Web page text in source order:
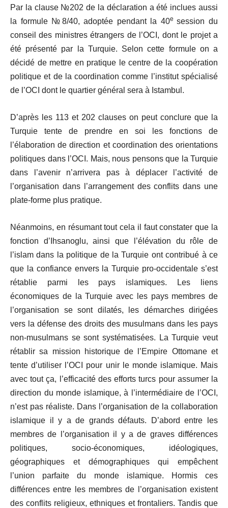
Par la clause №202 de la déclaration a été inclues aussi
la formule №8/40, adoptée pendant la 40esession du
conseil des ministres étrangers de l’OCI, dont le projet a
été présenté par la Turquie. Selon cette formule on a
décidé de mettre en pratique le centre de la coopération
politique et de la coordination comme l’institut spécialisé
de l’OCI dont le quartier général sera à Istambul.
D’après les 113 et 202 clauses on peut conclure que la
Turquie tente de prendre en soi les fonctions de
l’élaboration de direction et coordination des orientations
politiques dans l’OCI. Mais, nous pensons que la Turquie
dans l’avenir n’arrivera pas à déplacer l’activité de
l’organisation dans l’arrangement des conflits dans une
plate-forme plus pratique.
Néanmoins, en résumant tout cela il faut constater que la
fonction d’Ihsanoglu, ainsi que l’élévation du rôle de
l’islam dans la politique de la Turquie ont contribué à ce
que la confiance envers la Turquie pro-occidentale s’est
rétablie parmi les pays islamiques. Les liens
économiques de la Turquie avec les pays membres de
l’organisation se sont dilatés, les démarches dirigées
vers la défense des droits des musulmans dans les pays
non-musulmans se sont systématisées. La Turquie veut
rétablir sa mission historique de l’Empire Ottomane et
tente d’utiliser l’OCI pour unir le monde islamique. Mais
avec tout ça, l’efficacité des efforts turcs pour assumer la
direction du monde islamique, à l’intermédiaire de l’OCI,
n’est pas réaliste. Dans l’organisation de la collaboration
islamique il y a de grands défauts. D’abord entre les
membres de l’organisation il y a de graves différences
politiques, socio-économiques, idéologiques,
géographiques et démographiques qui empêchent
l’union parfaite du monde islamique. Hormis ces
différences entre les membres de l’organisation existent
des conflits religieux, ethniques et frontaliers. Tandis que